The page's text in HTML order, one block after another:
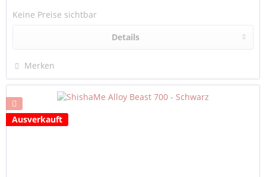
Keine Preise sichtbar
Details
Merken
Ausverkauft